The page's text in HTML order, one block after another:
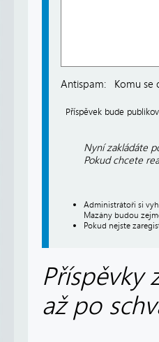
Antispam: Komu se
Příspěvek bude
Nyní zakládáte
Pokud chcete
Administrátoři si
Mazány budou
Pokud nejste
Příspěvky
až po